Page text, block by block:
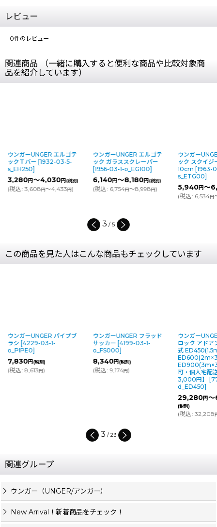
レビュー
0件のレビュー
関連商品 （一緒に購入すると便利な商品や比較対象商
品を紹介しています）
ゴテ
5-
(税別)
円)
ウンガーUNGER エルゴテ
ック ガラススクレーパー
[1956-03-1-o_EG100
6,140円～8,180 (税別)
(税込: 6,754円～8,998 )
ウンガーUNGER エルゴテ
ック スクイジーハンドル
10cm [1963-03-5-
s_ETG00]
5,940円～6,040 (税別)
)
ウン
ック
s(G3-
(税込:
4 / 5
この商品を見た人はこんな商品もチェックしています
ウンガーUNGER パイプブ
ラシ [4229-03-1-
o_PIPE0]
7,830円(税別)
(税込: 8,613円)
ウンガーUNGER フラッド
サッカー [4199-03-1-
o_FS000]
8,340円(税別)
(税込: 9,174円)
ウンガー
ロック アドア
式
可・個人宅配
3,000円】
[
d_ED450]
29,280円
(税別)
(税込: 32,208
3 / 23
関連グループ
ウンガー（UNGER/アンガー）
New Arrival！新着商品をチェック！